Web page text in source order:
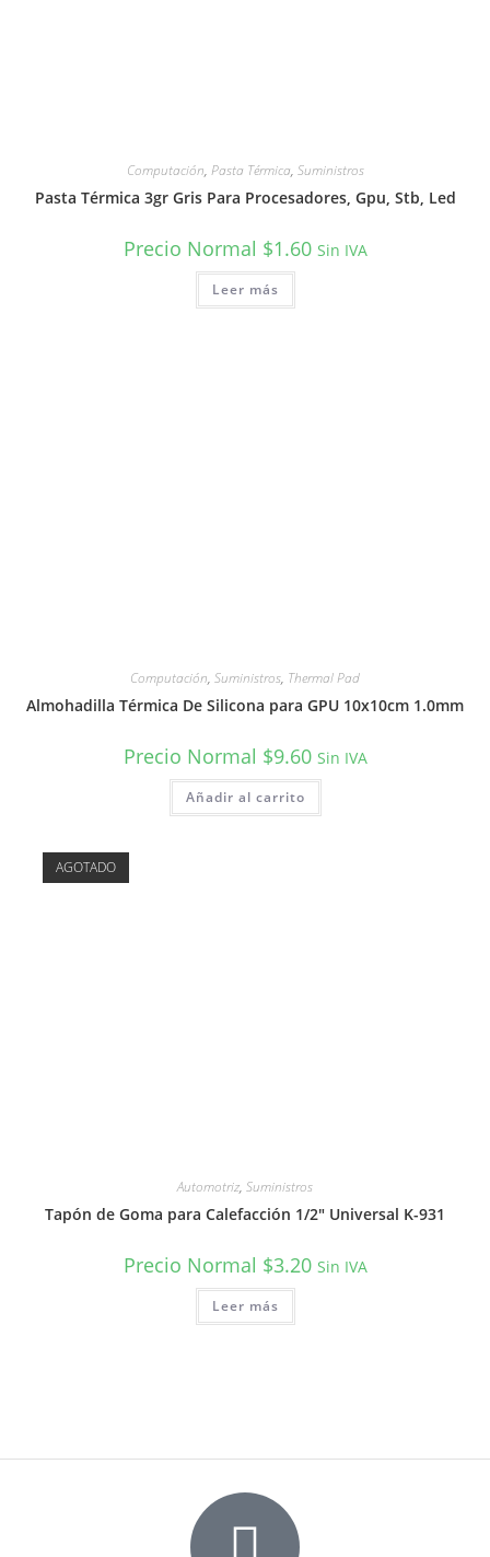
Computación, Pasta Térmica, Suministros
Pasta Térmica 3gr Gris Para Procesadores, Gpu, Stb, Led
Precio Normal $1.60 Sin IVA
Leer más
Computación, Suministros, Thermal Pad
Almohadilla Térmica De Silicona para GPU 10x10cm 1.0mm
Precio Normal $9.60 Sin IVA
Añadir al carrito
AGOTADO
Automotriz, Suministros
Tapón de Goma para Calefacción 1/2″ Universal K-931
Precio Normal $3.20 Sin IVA
Leer más